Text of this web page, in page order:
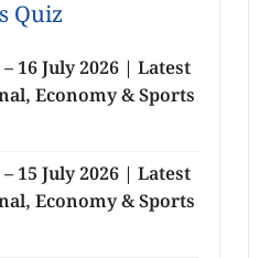
Quiz
16 July 2026 | Latest
Economy & Sports
15 July 2026 | Latest
Economy & Sports